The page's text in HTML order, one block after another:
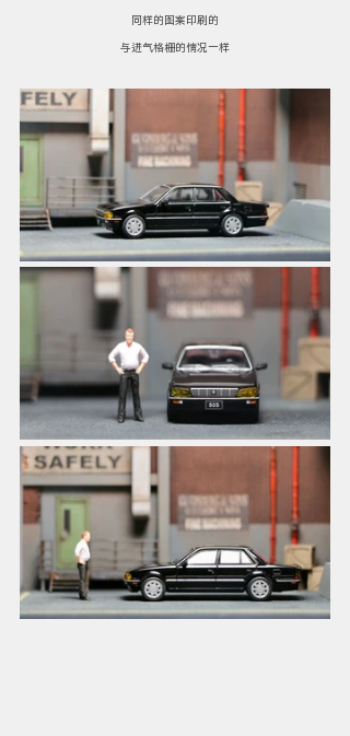
同样的图案印刷的
与进气格栅的情况一样